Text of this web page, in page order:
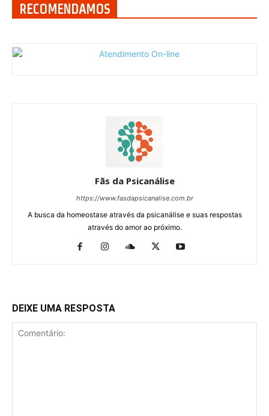
RECOMENDAMOS
Fãs da Psicanálise
https://www.fasdapsicanalise.com.br
A busca da homeostase através da psicanálise e suas respostas
através do amor ao próximo.
DEIXE UMA RESPOSTA